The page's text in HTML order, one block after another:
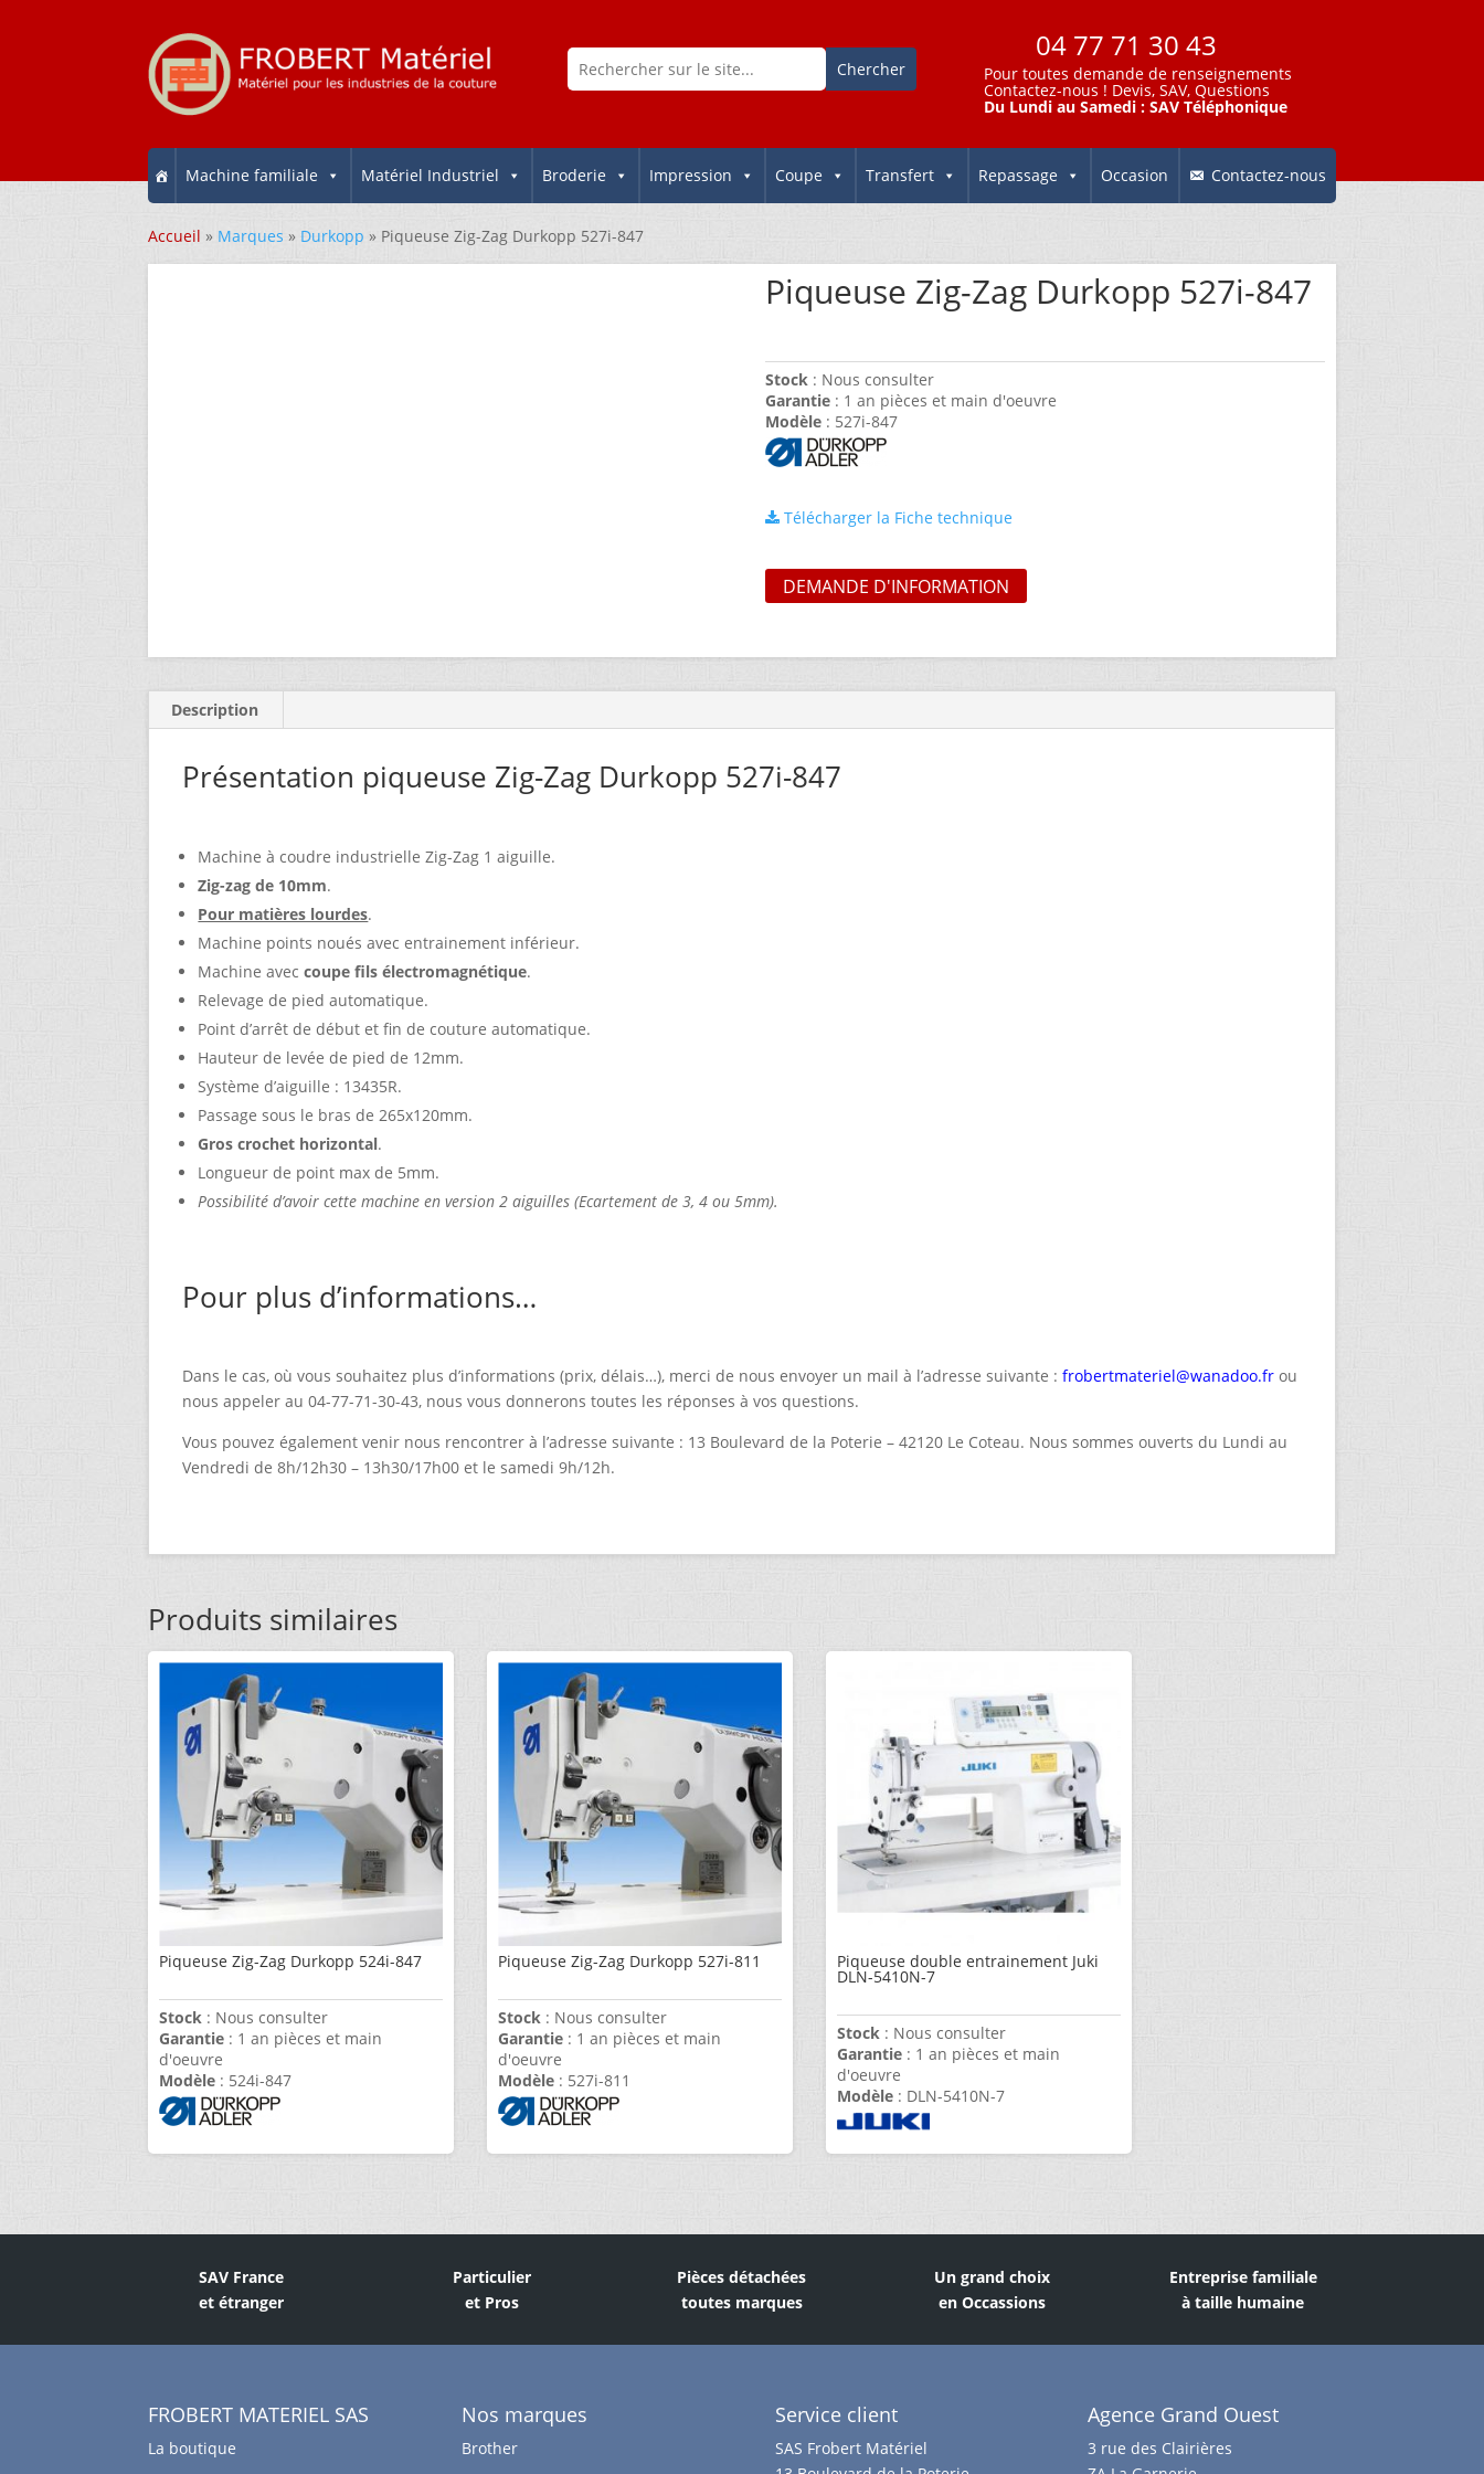
04 77 71 30 43
Pour toutes demande de renseignements
Contactez-nous ! Devis, SAV, Questions
Du Lundi au Samedi : SAV Téléphonique
Machine familiale Matériel Industriel Broderie Impression Coupe Transfert Repassage Occasion Contactez-nous
Accueil » Marques » Durkopp » Piqueuse Zig-Zag Durkopp 527i-847
Piqueuse Zig-Zag Durkopp 527i-847
Stock : Nous consulter
Garantie : 1 an pièces et main d'oeuvre
Modèle : 527i-847
Télécharger la Fiche technique
DEMANDE D'INFORMATION
Description
Présentation piqueuse Zig-Zag Durkopp 527i-847
Machine à coudre industrielle Zig-Zag 1 aiguille.
Zig-zag de 10mm.
Pour matières lourdes.
Machine points noués avec entrainement inférieur.
Machine aveccoupe fils électromagnétique.
Relevage de pied automatique.
Point d’arrêt de début et fin de couture automatique.
Hauteur de levée de pied de 12mm.
Système d’aiguille : 13435R.
Passage sous le bras de 265x120mm.
Gros crochet horizontal.
Longueur de point max de 5mm.
Possibilité d’avoir cette machine en version 2 aiguilles (Ecartement de 3, 4 ou 5mm).
Pour plus d’informations…
Dans le cas, où vous souhaitez plus d’informations (prix, délais…), merci de nous envoyer un mail à l’adresse suivante :frobertmateriel@wanadoo.fr ou
nous appeler au 04-77-71-30-43, nous vous donnerons toutes les réponses à vos questions.
Vous pouvez également venir nous rencontrer à l’adresse suivante : 13 Boulevard de la Poterie – 42120 Le Coteau. Nous sommes ouverts du Lundi au
Vendredi de 8h/12h30 – 13h30/17h00 et le samedi 9h/12h.
Produits similaires
Piqueuse Zig-Zag Durkopp 524i-847
Stock : Nous consulter
Garantie : 1 an pièces et main
d'oeuvre
Modèle : 524i-847
Piqueuse Zig-Zag Durkopp 527i-811
Stock : Nous consulter
Garantie : 1 an pièces et main
d'oeuvre
Modèle : 527i-811
Piqueuse double entrainement Juki
DLN-5410N-7
Stock : Nous consulter
Garantie : 1 an pièces et main
d'oeuvre
Modèle : DLN-5410N-7
SAV France
et étranger
Particulier
et Pros
Pièces détachées
toutes marques
Un grand choix
en Occassions
Entreprise familiale
à taille humaine
FROBERT MATERIEL SAS
La boutique
Nos marques
Brother
Service client
SAS Frobert Matériel
Agence Grand Ouest
3 rue des Clairières